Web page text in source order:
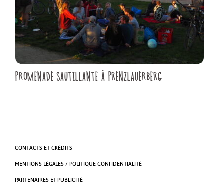
PROMENADE SAUTILLANTE À PRENZLAUERBERG
CONTACTS ET CRÉDITS
MENTIONS LÉGALES / POLITIQUE CONFIDENTIALITÉ
PARTENAIRES ET PUBLICITÉ